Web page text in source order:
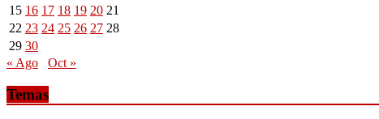
15 16 17 18 19 20 21
22 23 24 25 26 27 28
29 30
« Ago
Oct »
Temas